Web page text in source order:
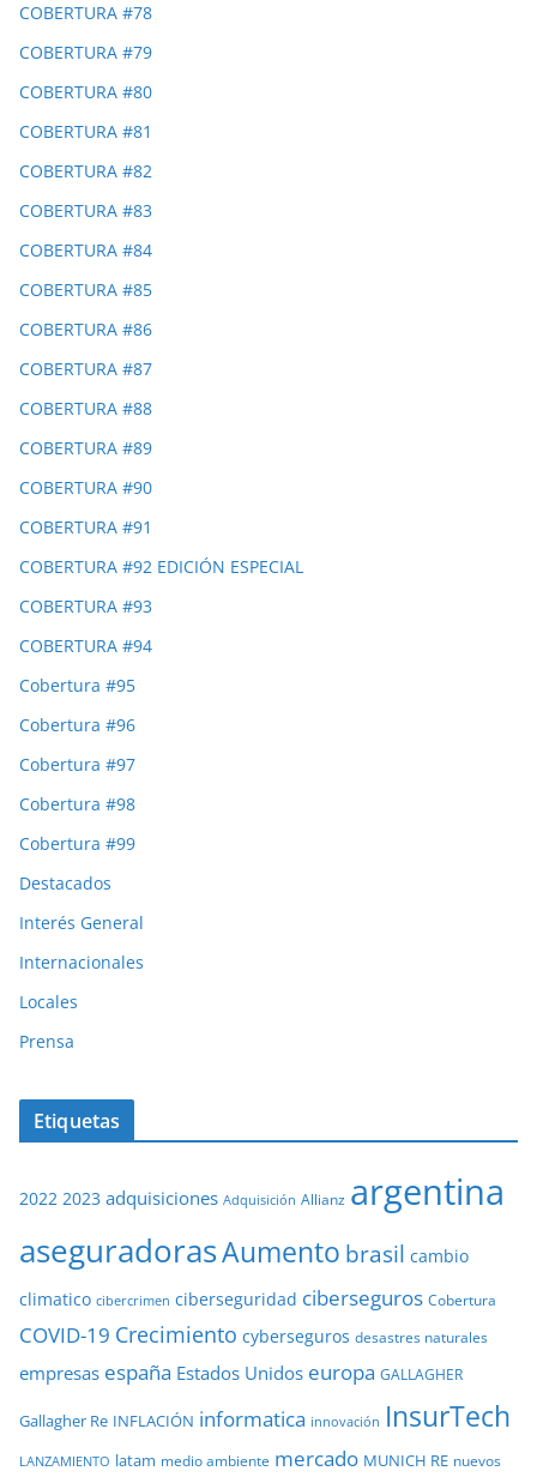
COBERTURA #78
COBERTURA #79
COBERTURA #80
COBERTURA #81
COBERTURA #82
COBERTURA #83
COBERTURA #84
COBERTURA #85
COBERTURA #86
COBERTURA #87
COBERTURA #88
COBERTURA #89
COBERTURA #90
COBERTURA #91
COBERTURA #92 EDICIÓN ESPECIAL
COBERTURA #93
COBERTURA #94
Cobertura #95
Cobertura #96
Cobertura #97
Cobertura #98
Cobertura #99
Destacados
Interés General
Internacionales
Locales
Prensa
Etiquetas
2022 2023 adquisiciones Adquisición Allianz argentina
aseguradorasAumento brasil cambio
climatico cibercrimen ciberseguridad ciberseguros Cobertura
COVID-19 Crecimiento cyberseguros desastres naturales
empresas españa Estados Unidos europa GALLAGHER
Gallagher Re INFLACIÓN informatica innovación InsurTech
LANZAMIENTO latam medio ambiente mercado MUNICH RE nuevos